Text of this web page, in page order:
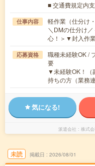
■ 交通費規定内
仕事内容
軽作業（仕分け
＼DMの仕分け
心！＞▼封入作
応募資格
職種未経験OK /
要
▼未経験OK！
持ちの方（業務
気になる!
派遣会社 株式
未読 掲載日 2026/08/01